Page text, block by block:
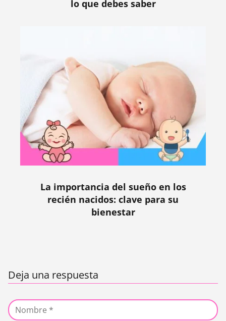
lo que debes saber
La importancia del sueño en los
recién nacidos: clave para su
bienestar
Deja una respuesta